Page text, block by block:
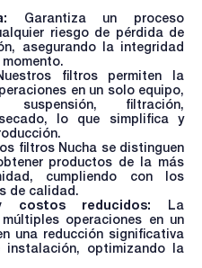
Garantiza un proceso
riesgo de pérdida de
asegurando la integridad
filtros permiten la
en un solo equipo,
suspensión, filtración,
lo que simplifica y
filtros Nucha se distinguen
productos de la más
cumpliendo con los
de calidad.
costos reducidos: La
operaciones en un
una reducción significativa
optimizando la